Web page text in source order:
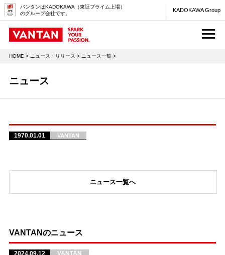
バンタンはKADOKAWA（東証プライム上場）
のグループ会社です。
KADOKAWA Group
HOME > ニュース・リリース > ニュース一覧 >
ニュース
1970.01.01 VANTAN
ニュース一覧へ
VANTANのニュース
2024.09.12 VANTAN